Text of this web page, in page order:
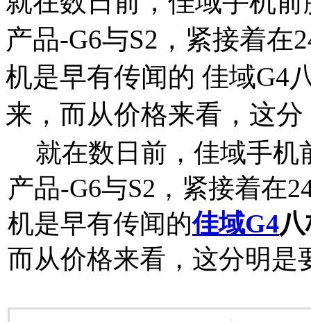
产品-G6与S2，紧接着在
机是早有传闻的 佳域G4
来，而从价格来看，这分
就在数日前，佳域手机
产品-G6与S2，紧接着在
机是早有传闻的佳域G4
而从价格来看，这分明是